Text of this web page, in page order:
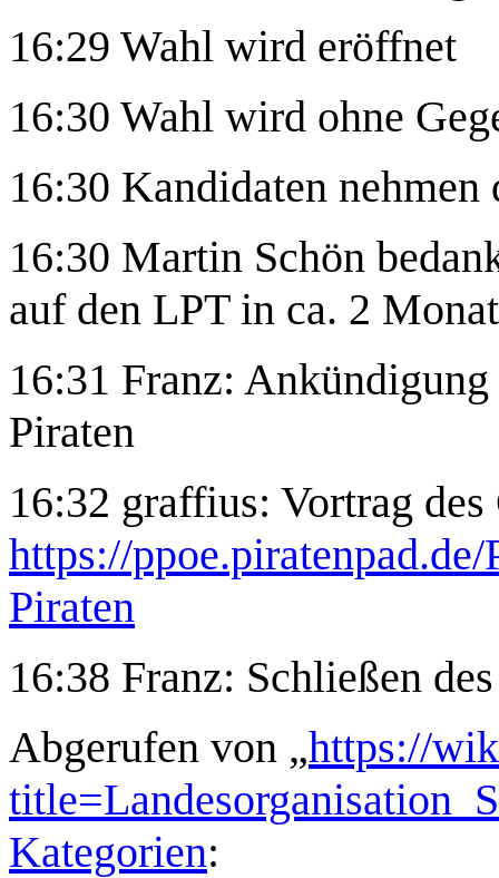
16:29 Wahl wird eröffnet
16:30 Wahl wird ohne
16:30 Kandidaten nehmen
16:30 Martin Schön
auf den LPT in ca. 2
16:31 Franz:
Piraten
16:32 graffius: Vortrag des
https://
Piraten
16:38 Franz: Schließen
Abgerufen von „https://
Kategorien: